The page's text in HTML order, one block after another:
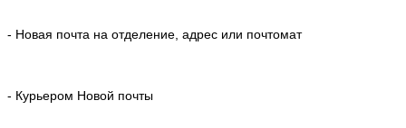
- Новая почта на отделение, адрес или почтомат
- Курьером Новой почты